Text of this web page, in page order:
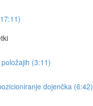
(3:11)
dojenčka (6:42)